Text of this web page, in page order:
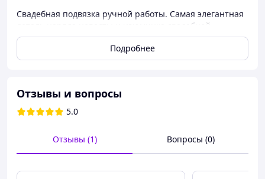
Свадебная подвязка ручной работы. Самая элегантная
деталь наряда невесты и изюминка свадебной
церемонии. Материалы ― фатин и декоративные
элементы. Ширина подвязки 7 см. Объем варьируется
от 38 см. и до 70 см.
посмотреть здесь
https://happytogether.com.ua/g3826212-podvyazki
других товаров для свадеб и праздников
https://happytogether.com.ua
Контактыдля уточнения информации:
Подробнее
Отзывы и вопросы
5.0
Отзывы (1) Вопросы (0)